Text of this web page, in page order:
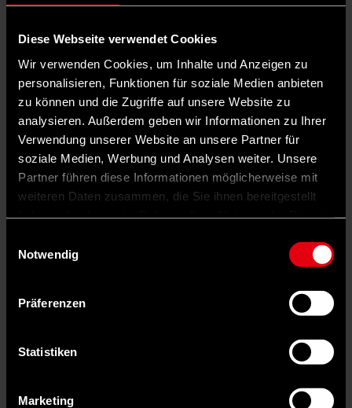
Diese Webseite verwendet Cookies
Wir verwenden Cookies, um Inhalte und Anzeigen zu
personalisieren, Funktionen für soziale Medien anbieten
zu können und die Zugriffe auf unsere Website zu
analysieren. Außerdem geben wir Informationen zu Ihrer
Verwendung unserer Website an unsere Partner für
soziale Medien, Werbung und Analysen weiter. Unsere
Partner führen diese Informationen möglicherweise mit
weiteren Daten zusammen, die Sie ihnen bereitgestellt
Notwendig
Präferenzen
Statistiken
Marketing